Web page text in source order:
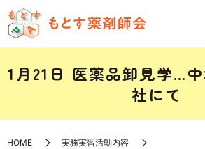
1月21日 医薬品卸見学…
社にて
HOME
実務実習活動内容